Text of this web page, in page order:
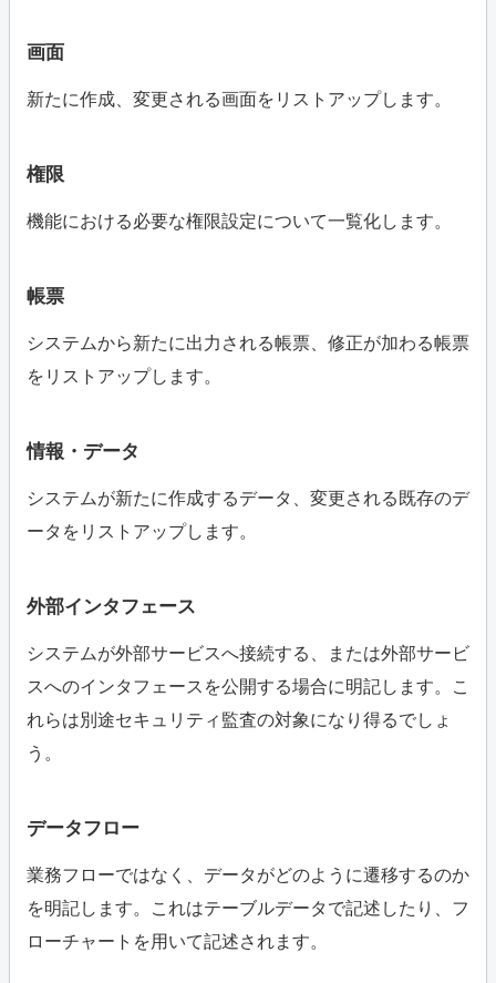
画面
新たに作成、変更される画面をリストアップします。
権限
機能における必要な権限設定について一覧化します。
帳票
システムから新たに出力される帳票、修正が加わる帳票
をリストアップします。
情報・データ
システムが新たに作成するデータ、変更される既存のデ
ータをリストアップします。
外部インタフェース
システムが外部サービスへ接続する、または外部サービ
スへのインタフェースを公開する場合に明記します。こ
れらは別途セキュリティ監査の対象になり得るでしょ
う。
データフロー
業務フローではなく、データがどのように遷移するのか
を明記します。これはテーブルデータで記述したり、フ
ローチャートを用いて記述されます。